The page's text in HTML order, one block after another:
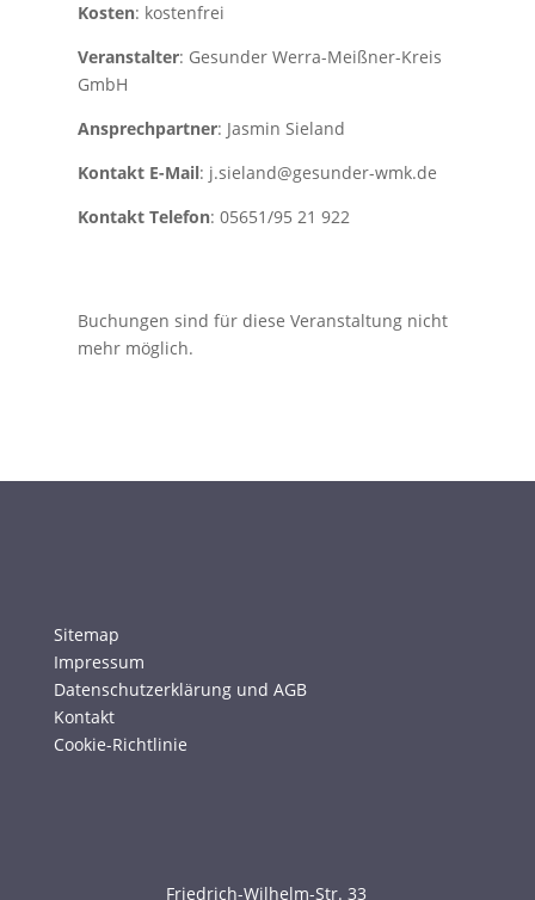
Kosten: kostenfrei
Veranstalter: Gesunder Werra-Meißner-Kreis
GmbH
Ansprechpartner: Jasmin Sieland
Kontakt E-Mail: j.sieland@gesunder-wmk.de
Kontakt Telefon: 05651/95 21 922
Buchungen sind für diese Veranstaltung nicht
mehr möglich.
Sitemap
Impressum
Datenschutzerklärung und AGB
Kontakt
Cookie-Richtlinie
Friedrich-Wilhelm-Str. 33